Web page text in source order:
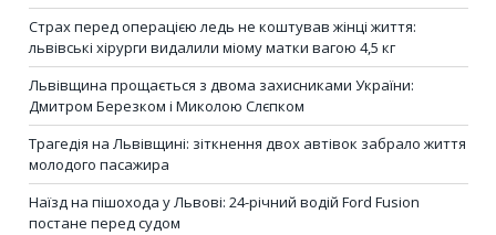
Страх перед операцією ледь не коштував жінці життя:
львівські хірурги видалили міому матки вагою 4,5 кг
Львівщина прощається з двома захисниками України:
Дмитром Березком і Миколою Слєпком
Трагедія на Львівщині: зіткнення двох автівок забрало життя
молодого пасажира
Наїзд на пішохода у Львові: 24-річний водій Ford Fusion
постане перед судом